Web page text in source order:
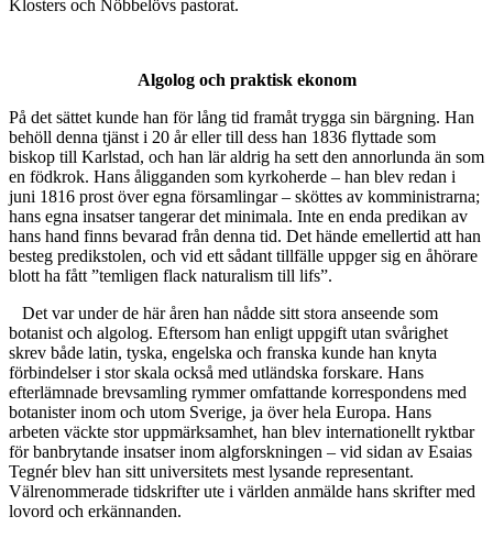
Klosters och Nöbbelövs pastorat.
Algolog och praktisk ekonom
På det sättet kunde han för lång tid framåt trygga sin bärgning. Han
behöll denna tjänst i 20 år eller till dess han 1836 flyttade som
biskop till Karlstad, och han lär aldrig ha sett den annorlunda än som
en födkrok. Hans åligganden som kyrkoherde – han blev redan i
juni 1816 prost över egna församlingar – sköttes av komministrarna;
hans egna insatser tangerar det minimala. Inte en enda predikan av
hans hand finns bevarad från denna tid. Det hände emellertid att han
besteg predikstolen, och vid ett sådant tillfälle uppger sig en åhörare
blott ha fått ”temligen flack naturalism till lifs”.
Det var under de här åren han nådde sitt stora anseende som
botanist och algolog. Eftersom han enligt uppgift utan svårighet
skrev både latin, tyska, engelska och franska kunde han knyta
förbindelser i stor skala också med utländska forskare. Hans
efterlämnade brevsamling rymmer omfattande korrespondens med
botanister inom och utom Sverige, ja över hela Europa. Hans
arbeten väckte stor uppmärksamhet, han blev internationellt ryktbar
för banbrytande insatser inom algforskningen – vid sidan av Esaias
Tegnér blev han sitt universitets mest lysande representant.
Välrenommerade tidskrifter ute i världen anmälde hans skrifter med
lovord och erkännanden.